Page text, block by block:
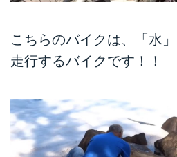
こちらのバイクは、「水
走行するバイクです！！